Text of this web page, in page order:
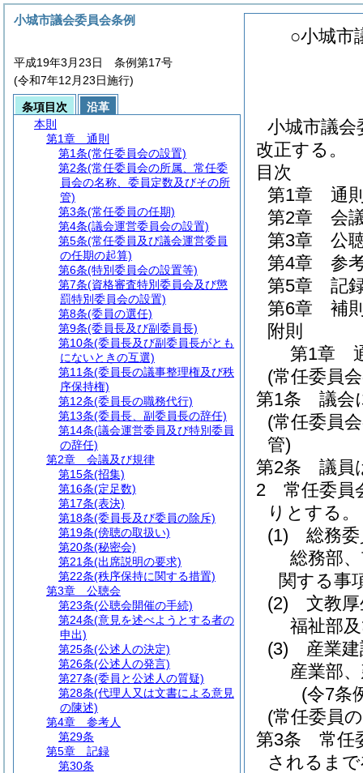
○小城市
小城市議会
改正する。
目次
第1章
通
第2章
会
第3章
公
第4章
参
第5章
記
第6章
補
附則
第1章
(常任委員
第1条
議会
(常任委員
管)
第2条
議員
2
常任委員
りとする。
(1)
総務
総務部
関する事
(2)
文教
福祉部
(3)
産業
産業部
(令7条
(常任委員
第3条
常任
されるま
小城市議会委員会条例
平成19年3月23日 条例第17号
(令和7年12月23日施行)
条項目次
沿革
本則
第1章
通則
第1条(常任委員会の設置)
第2条(常任委員会の所属、常任委
員会の名称、委員定数及びその所
管)
第3条(常任委員の任期)
第4条(議会運営委員会の設置)
第5条(常任委員及び議会運営委員
の任期の起算)
第6条(特別委員会の設置等)
第7条(資格審査特別委員会及び懲
罰特別委員会の設置)
第8条(委員の選任)
第9条(委員長及び副委員長)
第10条(委員長及び副委員長がとも
にないときの互選)
第11条(委員長の議事整理権及び秩
序保持権)
第12条(委員長の職務代行)
第13条(委員長、副委員長の辞任)
第14条(議会運営委員及び特別委員
の辞任)
第2章
会議及び規律
第15条(招集)
第16条(定足数)
第17条(表決)
第18条(委員長及び委員の除斥)
第19条(傍聴の取扱い)
第20条(秘密会)
第21条(出席説明の要求)
第22条(秩序保持に関する措置)
第3章
公聴会
第23条(公聴会開催の手続)
第24条(意見を述べようとする者の
申出)
第25条(公述人の決定)
第26条(公述人の発言)
第27条(委員と公述人の質疑)
第28条(代理人又は文書による意見
の陳述)
第4章
参考人
第29条
第5章
記録
第30条